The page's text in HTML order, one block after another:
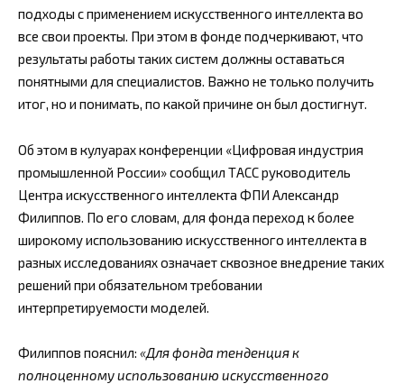
подходы с применением искусственного интеллекта во
все свои проекты. При этом в фонде подчеркивают, что
результаты работы таких систем должны оставаться
понятными для специалистов. Важно не только получить
итог, но и понимать, по какой причине он был достигнут.
Об этом в кулуарах конференции «Цифровая индустрия
промышленной России» сообщил ТАСС руководитель
Центра искусственного интеллекта ФПИ Александр
Филиппов. По его словам, для фонда переход к более
широкому использованию искусственного интеллекта в
разных исследованиях означает сквозное внедрение таких
решений при обязательном требовании
интерпретируемости моделей.
Филиппов пояснил: «Для фонда тенденция к
полноценному использованию искусственного